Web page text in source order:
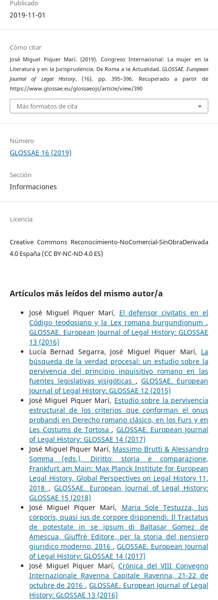
Publicado
2019-11-01
Cómo citar
José Miguel Piquer Marí. (2019). Congreso Internacional: La mujer en la
Literatura y en la Jurisprudencia. De Roma a la Actualidad.GLOSSAE. European
Journal of Legal History, (16), pp. 395–396. Recuperado a partir de
https://www.glossae.eu/glossaeojs/article/view/390
Más formatos de cita
Número
GLOSSAE 16 (2019)
Sección
Informaciones
Licencia
Creative Commons Reconocimiento-NoComercial-SinObraDerivada
4.0 España (CC BY-NC-ND 4.0 ES)
Artículos más leídos del mismo autor/a
José Miguel Piquer Marí, El defensor civitatis en el
Código teodosiano y la Lex romana burgundionum ,
GLOSSAE. European Journal of Legal History: GLOSSAE
13 (2016)
Lucía Bernad Segarra, José Miguel Piquer Marí, La
búsqueda de la verdad procesal: un estudio sobre la
pervivencia del principio inquisitivo romano en las
fuentes legislativas visigóticas ,GLOSSAE. European
Journal of Legal History: GLOSSAE 12 (2015)
José Miguel Piquer Marí, Estudio sobre la pervivencia
estructural de los criterios que conforman el onus
probandi en Derecho romano clásico, en los Furs y en
Les Costums de Tortosa , GLOSSAE. European Journal
of Legal History: GLOSSAE 14 (2017)
José Miguel Piquer Marí, Massimo Brutti & Alessandro
Somma (eds.), Diritto: storia e comparazione,
Frankfurt am Main: Max Planck Institute for European
Legal History, Global Perspectives on Legal History 11,
2018 ,GLOSSAE. European Journal of Legal History:
GLOSSAE 15 (2018)
José Miguel Piquer Marí, Maria Sole Testuzza, Ius
corporis, quasi ius de corpore disponendi. Il Tractatus
de potestate in se ipsum di Baltasar Gomez de
Amescua, Giuffrè Editore, per la storia del pensiero
giuridico moderno, 2016 ,GLOSSAE. European Journal
of Legal History: GLOSSAE 14 (2017)
José Miguel Piquer Marí,Crónica del VIII Convegno
Internazionale Ravenna Capitale Ravenna, 21-22 de
octubre de 2016 ,GLOSSAE. European Journal of Legal
History: GLOSSAE 13 (2016)